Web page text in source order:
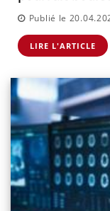
Publié le
LIRE L'ARTICLE